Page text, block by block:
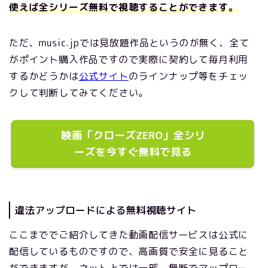
使えば全シリーズ無料で視聴することができます。
ただ、music.jpでは見放題作品というのが無く、全て
がポイント購入作品ですので実際に契約して毎月利用
するかどうかは公式サイトのラインナップ等をチェッ
クして判断してみてください。
映画「クローズZERO」全シリ
ーズを今すぐ無料で見る
違法アップロードによる無料視聴サイト
ここまででご紹介してきた動画配信サービスは公式に
配信しているものですので、高画質で安全に見ること